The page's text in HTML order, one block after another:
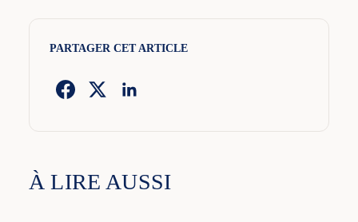
PARTAGER CET ARTICLE
À LIRE AUSSI